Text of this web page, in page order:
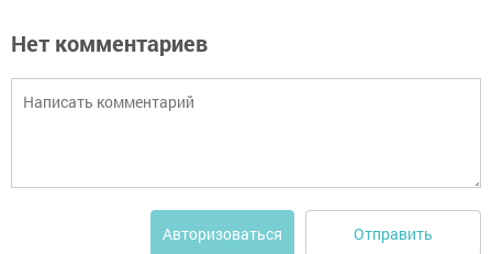
Нет комментариев
Авторизоваться Отправить